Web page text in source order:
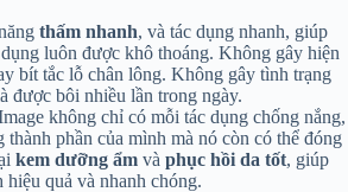
thấm nhanh, và tác dụng nhanh, giúp
luôn được khô thoáng. Không gây hiện
bít tắc lỗ chân lông. Không gây tình trạng
được bôi nhiều lần trong ngày.
không chỉ có mỗi tác dụng chống nắng,
thành phần của mình mà nó còn có thể đóng
kem dưỡng ẩm và phục hồi da tốt, giúp
hiệu quả và nhanh chóng.